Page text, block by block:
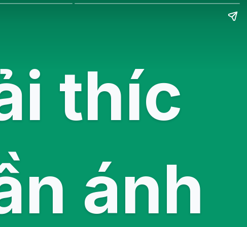
thíc
ánh